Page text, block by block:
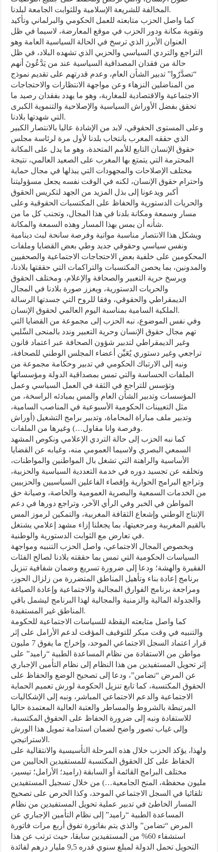
المخالفة للشريعة الإسلامية وللثوابت الجامعة لبلدنا.
كما واصل الحزب متابعته للعمل الحكومي والبرلماني وتأكيد
وتقوية مكانة ودور الحزب في موقع المعارضة، لاسيما في ظل
العنوان الأبرز الذي ترسخ في الحالة السياسية العامة وهو
التراجع والتردي السياسي والحزبي الذي تشهده البلاد، في ظل
حالة من فقدان المصداقية السياسية عند من يَدَّعُونَ أنهم
“تصدَّرُوا” تدبير الشأن العام، وعدم قدرتهم على تقديم نموذج
من المناضلين النزهاء وعن مواجهة الانتظارات والاحتجاجات
الاجتماعية والاقتصادية للمغاربة، وهو ما يهدد بفقدان رصيد ما
تحقق بفضل الأوراش السياسية والإصلاحية والتنموية الكبرى
التي شهدتها بلادنا.
وعلى المستوى الحقوقي، لابد من الإشادة عاليا بالانتصار الكبير
الذي حققه المغرب بانتخاب بلدنا لأول مرة لرئاسة مجلس
حقوق الإنسان التابع للأمم المتحدة، وهو ما يدل على المكانة
المحترمة التي يتمتع بها المغرب على الصعيد العالمي، نتيجة
مختلف الإصلاحات والمجهودات التي يبذلها في مجال حماية
واحترام حقوق الإنسان، لكنه في الوقت نفسه يجعل مسؤوليتنا
أكبر ويدعونا إلى بذل المزيد من الجهد لتكريس الحقوق
والحريات الدستورية والحفاظ على المكتسبات الحقوقية وعلى
مسار وسمعة ومكانة بلدنا في هذا المجال، وتجنب كل ما من
شأنه أن يمس بهذا المسار وهذه السمعة والمكانة.
ويشكل هذا الانتصار مناسبة مواتية وفرصة سانحة لبث دينامية
ونفس سياسي وحقوقي جديد وطي بعض القضايا وملفات
المحكومين على خلفية بعض الاحتجاجات الاجتماعية والصحفيين
والمدونين، بما يحصن المكتسبات والتراكمات التي حققتها بلادنا،
ويرسخ حرية التعبير والصحافة والإعلام، ومختلف الحقوق
والحريات الدستورية، ويعزز صورة بلادنا في المجال
الديمقراطي والحقوقي، وفقا للروح التي جسدتها الرسالة
الملكية السامية بمناسبة اليوم العالمي لحقوق الإنسان.
وفي نفس الموضوع، نبه الحزب إلى مجموعة من القضايا التي
تهم مجال حقوق الإنسان وحرية التعبير وندد بالمنحى السِّلبي
وغير الديمقراطي لتدبير شؤون الصحافة عبر اعتماد قانون
تراجعي وغير دستوري يُعَيِّن أعضاء المجلس الوطني للصحافة،
ونبه إلى الارتباك الحكومي في تدبير وحكامة مجموعة من
الملفات الحساسة والتي تمس بمصداقية الدولة ومؤسساتها
وتؤسس للتراجع في الثقة في العمل السياسي وعمل
المؤسسات وتدبير الشأن العام والمس بمبادئه الراسخة، من
مثل التعيينات الحكومية الأسبوعية في المناصب السامية،
وتدبير ملف مباراة المحاماة، وتدبير برامج التشغيل (أوراش
وفرصة وانا مقاول…) وغيرها من الملفات.
كما نبه الحزب إلى حالة التردي الإعلامي ونكوص المشهد
السمعي البصري ولاسيما العمومي منه، وغيابه عن القضايا
الأساسية والراهنة التي تشغل بال المواطنين والمواطنات،
وتخلفه عن تجسيد دوره في خدمة التعددية السياسية والحزبية،
وتراجع البرامج الحوارية وإقصاء الفاعلين السياسيين والحزبيين
من الخدمات السمعية والبصرية العمومية والخاصة، وصيانة حق
المواطن في الخبر وفي الرأي الآخر، وتراجع دورها في دعم
الإنتاج الوطني وإشعاع الثقافة المغربية، والتمكين لرموز المس
بالقيم المغربية ومرجعيتها، بما يجعلنا إزاء مشهد إعلامي يشتغل
في تعارض مع الثوابت الدستورية والوطنية.
وبخصوص المجال الاجتماعي، واصل الحزب التنبيه ومواجهة
السياسات الحكومية التي تمس بما حققته بلادنا لصالح الفئات
الفقيرة والهشة؛ ودعا إلى ضرورة تسريع وضمان شفافية تنزيل
برنامج إعادة بناء وتأهيل المناطق المتضررة من زلزال الحوز،
ومراجعة برنامج الفوارق المجالية والاجتماعية وإعادة الصياغة
والجدولة المالية والزمنية والمجالية لهذا البرنامج ليشمل باقي
المناطق غير المستفيدة.
كما واصل متابعته اليقظة للسياسات الاجتماعية للحكومة
والتنبيه في وقت مبكر للتوقيف المؤقت لدعم الأرامل على إثر
قرار اعتماد السجل الاجتماعي الموحد، وإخراج ما يفوق 7 مليون
مواطن من الاستفادة من نظام المساعدة الطبية “راميد” على
إثر تحويل المستفيدين من هذا النظام إلى نظام التأمين الإجباري
عن المرض “تضامن”، ودعا إلى تصحيح الوضع والحفاظ على
الحقوق المكتسبة، كما تابع تنزيل الحكومة لورش تعميم الحماية
الاجتماعية والدعم الاجتماعي المباشر، ونبه إلى الإشكاليات
المرتبطة بالشروط والمساطر والعتبة العالية المعتمدة حاليا
للاستفادة ونبه إلى ضرورة الحفاظ على الحقوق المكتسبة،
وإلى غياب تصور واضح لضمان استدامة تمويل هذا الورش
الاستراتيجي.
ولهذا، يؤكد الحزب خلال هذه المرحلة التأسيسية والانتقالية على
الحفاظ على كل الحقوق المكتسبة للمستفيدين الحاليين من
مختلف البرامج القائمة أو السابقة (راميد؛ الأرامل؛ تيسير،
مليون محفظة، المنح الجامعية…) من خلال تسجيل المستفيدين
تلقائيا في السجل الاجتماعي الموحد، وكذا الحرص على تصحيح
المسار الخاطئ في تدبير عملية تحويل المستفيدين من نظام
المساعدة الطبية “راميد” إلى نظام التأمين الإجباري عن
المرض “تضامن” والذي يتم بفاتورة تفوق أربع مرات فاتورة
استشفاء 60% من المستفيدين سابقا، حيث ترتب عن هذا
التحويل تحمل الدولة لمبلغ سنوي قدره 9,5 مليار درهم لفائدة